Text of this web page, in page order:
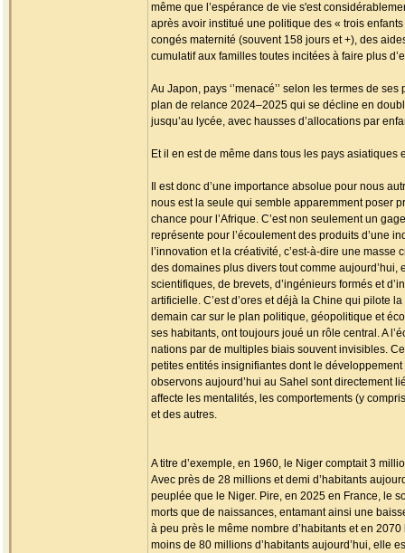
même que l’espérance de vie s'est
après avoir institué une politique des « trois
congés maternité (souvent 158 jours et +), des
cumulatif aux familles toutes incitées à faire plus
Au Japon, pays ‘’menacé’’ selon les termes de
plan de relance 2024–2025 qui se décline en
jusqu’au lycée, avec hausses d’allocations par
Et il en est de même dans tous les pays asiatiques
Il est donc d’une importance absolue pour nous
nous est la seule qui semble apparemment poser
chance pour l’Afrique. C’est non seulement un
représente pour l’écoulement des produits d’une
l’innovation et la créativité, c’est-à-dire une
des domaines plus divers tout comme
scientifiques, de brevets, d’ingénieurs formés et
artificielle. C’est d’ores et déjà la Chine qui pilote
demain car sur le plan politique, géopolitique et
ses habitants, ont toujours joué un rôle central. A
nations par de multiples biais souvent invisibles.
petites entités insignifiantes dont le
observons aujourd’hui au Sahel sont directement
affecte les mentalités, les comportements (y
et des autres.
A titre d’exemple, en 1960, le Niger comptait 3
Avec près de 28 millions et demi d’habitants
peuplée que le Niger. Pire, en 2025 en France, le
morts que de naissances, entamant ainsi une
à peu près le même nombre d’habitants et en
moins de 80 millions d’habitants aujourd’hui, elle